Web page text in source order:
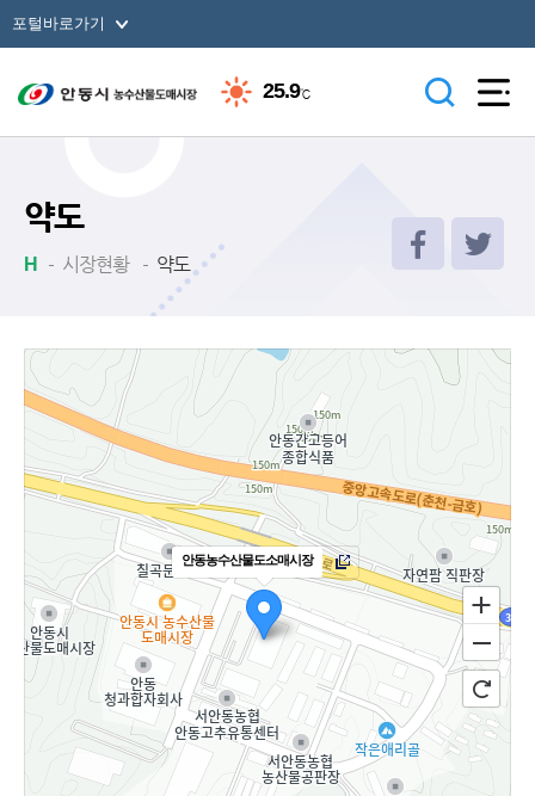
바로가기 메뉴
포털바로가기
25.9℃
약도
시장현황 약도
안동농수산물도소매시장